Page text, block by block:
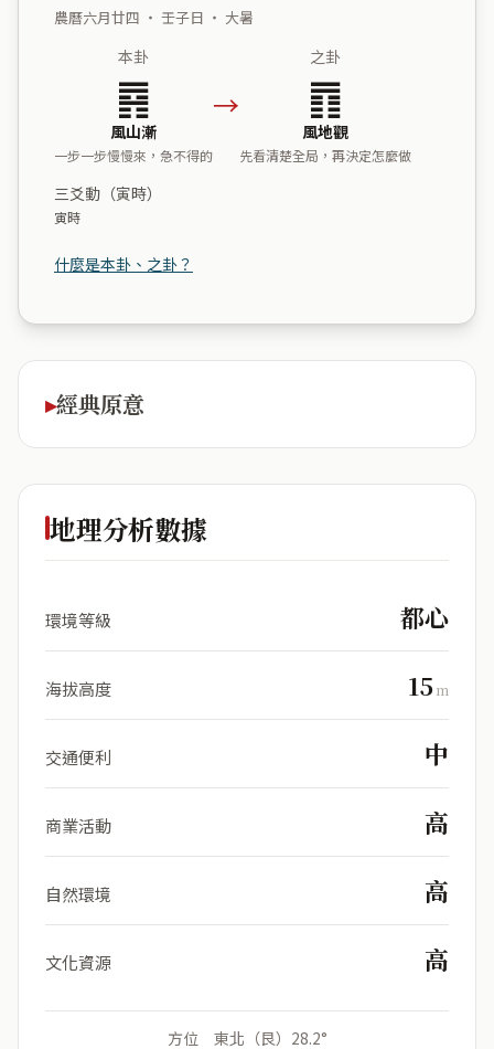
農曆六月廿四 ・ 壬子日 ・ 大暑
本卦
䷴
風山漸
一步一步慢慢來，急不得的
→
之卦
䷓
風地觀
先看清楚全局，再決定怎麼做
三爻動（寅時）
寅時
什麼是本卦、之卦？
經典原意
地理分析數據
環境等級 都心
海拔高度 15 m
交通便利 中
商業活動 高
自然環境 高
文化資源 高
方位 東北（艮）28.2°